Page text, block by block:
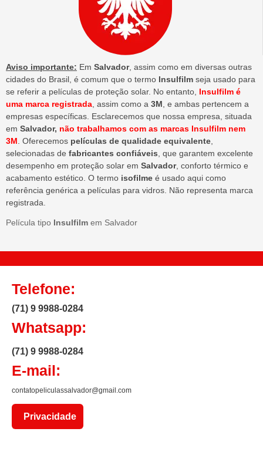
Aviso importante: Em Salvador, assim como em diversas outras
cidades do Brasil, é comum que o termo Insulfilm seja usado para
se referir a películas de proteção solar. No entanto, Insulfilm é
uma marca registrada , assim como a 3M , e ambas pertencem a
empresas específicas. Esclarecemos que nossa empresa, situada
em Salvador, não trabalhamos com as marcas Insulfilm nem
3M . Oferecemos películas de qualidade equivalente
selecionadas de fabricantes confiáveis , que garantem excelente
desempenho em proteção solar em Salvador, conforto térmico e
acabamento estético. O termo isofilme é usado aqui como
referência genérica a películas para vidros. Não representa marca
registrada.
Película tipo Insulfilm em Salvador
Telefone:
(71) 9 9988-0284
Whatsapp:
(71) 9 9988-0284
E-mail:
contatopeliculassalvador@gmail.com
Privacidade